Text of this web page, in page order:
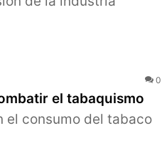
0
el tabaquismo
el consumo del tabaco